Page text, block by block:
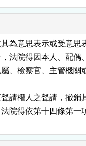
為意思表示或受意思
法院得因本人、配偶
、檢察官、主管機關
請權人之聲請，撤銷
院得依第十四條第一